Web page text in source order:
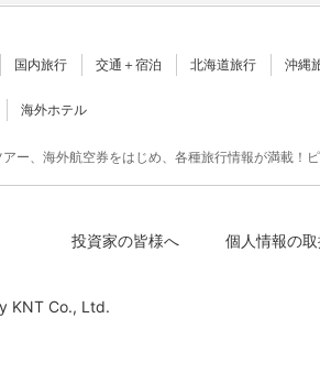
国内旅行 交通＋宿泊 北海道旅行 沖縄
海外ホテル
ー、海外航空券をはじめ、各種旅行情報が満載！
投資家の皆様へ 個人情報の取
KNT Co., Ltd.